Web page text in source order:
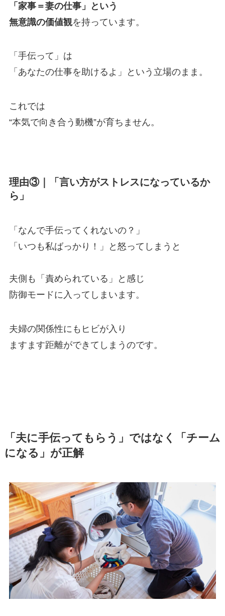
「家事＝妻の仕事」という
無意識の価値観を持っています。
「手伝って」は
「あなたの仕事を助けるよ」という立場のまま。
これでは
“本気で向き合う動機”が育ちません。
理由③｜「言い方がストレスになっているか
ら」
「なんで手伝ってくれないの？」
「いつも私ばっかり！」と怒ってしまうと
夫側も「責められている」と感じ
防御モードに入ってしまいます。
夫婦の関係性にもヒビが入り
ますます距離ができてしまうのです。
「夫に手伝ってもらう」ではなく「チーム
になる」が正解